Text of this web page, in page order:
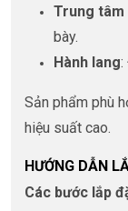
Trung
bày.
Hành lang:
Sản phẩm phù
hiệu suất cao.
HƯỚNG DẪN
Các bước lắp